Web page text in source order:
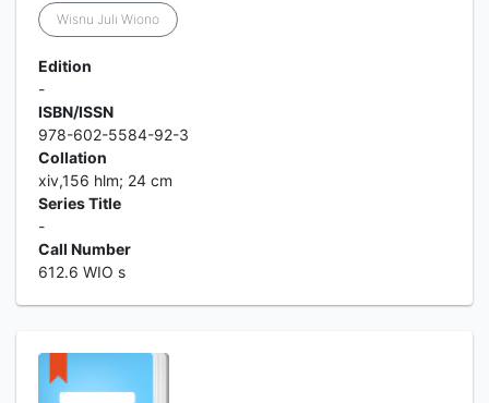
Wisnu Juli Wiono
Edition
-
ISBN/ISSN
978-602-5584-92-3
Collation
xiv,156 hlm; 24 cm
Series Title
-
Call Number
612.6 WIO s